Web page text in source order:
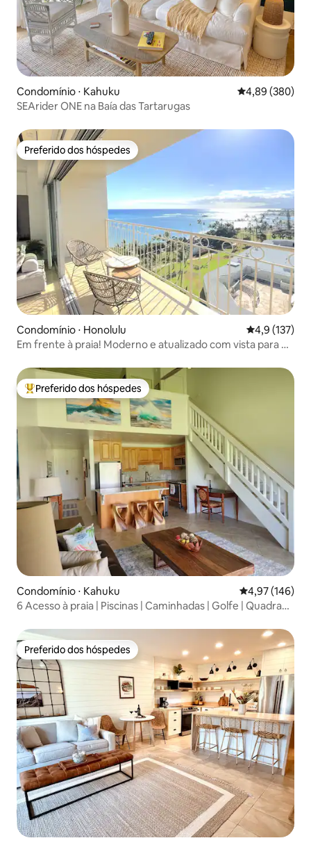
Condomínio ⋅ Kahuku 4,89 de uma
4,89 (380)
SEArider ONE na Baía das Tartarugas
Preferido dos hóspedes
Preferido dos hóspedes
Condomínio ⋅ Honolulu 4,9 de uma
4,9 (137)
Em frente à praia! Moderno e atualizado com vista para o
Entre os melhores preferidos dos hóspedes
Preferido dos hóspedes
Condomínio ⋅ Kahuku 4,97 de uma
4,97 (146)
6 Acesso à praia | Piscinas | Caminhadas | Golfe | Quadra
Preferido dos hóspedes
Preferido dos hóspedes